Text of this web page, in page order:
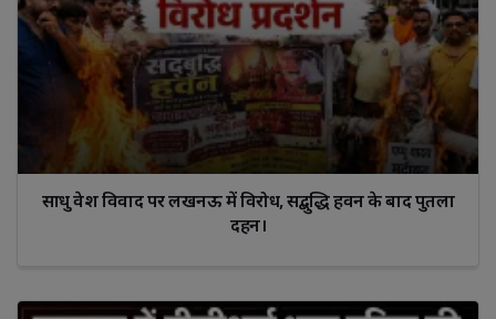
साधु वेश विवाद पर लखनऊ में विरोध, सद्बुद्धि हवन के बाद पुतला
दहन।